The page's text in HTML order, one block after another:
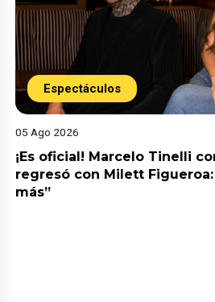
Espectáculos
05 Ago 2026
¡Es oficial! Marcelo Tinelli
regresó con Milett
más”